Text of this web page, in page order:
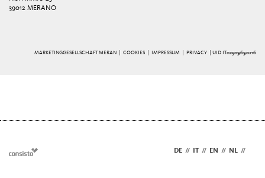
39012 MERANO
MARKETINGGESELLSCHAFT MERAN | COOKIES| IMPRESSUM| PRIVACY | UID IT02509690216
DE // IT // EN // NL //